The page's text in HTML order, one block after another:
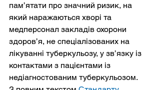
пам’ятати про значний ризик, на
який наражаються хворі та
медперсонал закладів охорони
здоров’я, не спеціалізованих на
лікуванні туберкульозу, у зв’язку із
контактами з пацієнтами із
недіагностованим туберкульозом.